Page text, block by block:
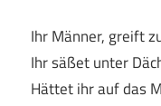
Ihr Männer, greift
Ihr säßet unter
Hättet ihr auf das